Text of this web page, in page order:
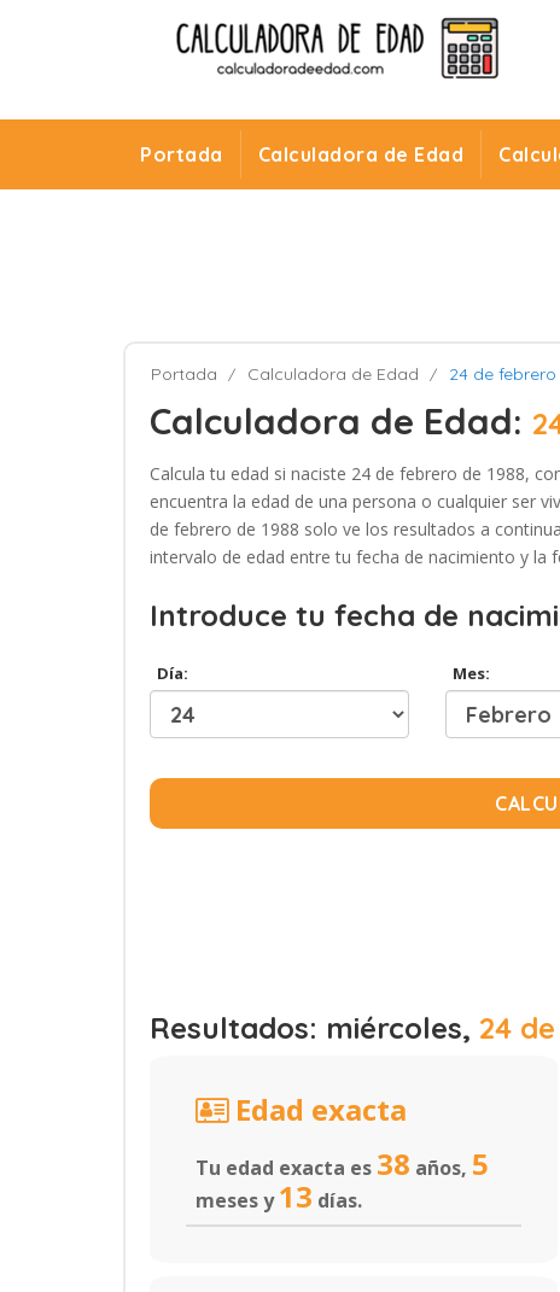
Portada Calculadora de Edad
Portada Calculadora de Edad 24 de febrero
Calculadora de Edad:
Calcula tu edad si naciste 24 de febrero de 1988,
encuentra la edad de una persona o cualquier ser
de febrero de 1988 solo ve los resultados a
intervalo de edad entre tu fecha de nacimiento y la
Introduce tu fecha de
Día: Mes:
Resultados: miércoles, 24
Edad exacta
Tu edad exacta es 38 años, 5
meses y13 días.